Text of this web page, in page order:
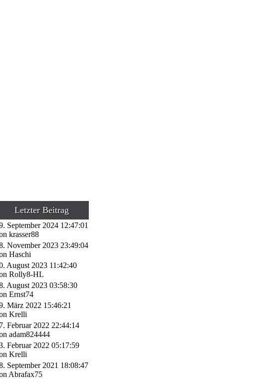
Letzter Beitrag
September 2024 12:47:01
krasser88
November 2023 23:49:04
Haschi
August 2023 11:42:40
Rolly8-HL
August 2023 03:58:30
Ernst74
März 2022 15:46:21
Krelli
Februar 2022 22:44:14
adam824444
Februar 2022 05:17:59
Krelli
September 2021 18:08:47
Abrafax75